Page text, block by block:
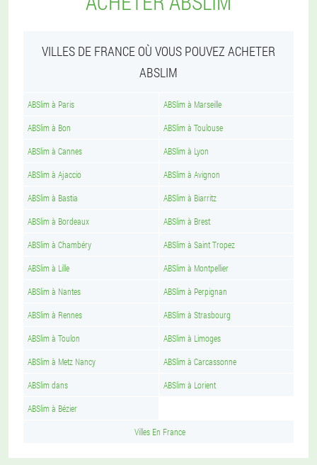
VILLES DE FRANCE OÙ VOUS POUVEZ ACHETER
ABSLIM
ABSlim à Paris ABSlim à Marseille
ABSlim à Bon ABSlim à Toulouse
ABSlim à Cannes ABSlim à Lyon
ABSlim à Ajaccio ABSlim à Avignon
ABSlim à Bastia ABSlim à Biarritz
ABSlim à Bordeaux ABSlim à Brest
ABSlim à Chambéry ABSlim à Saint Tropez
ABSlim à Lille ABSlim à Montpellier
ABSlim à Nantes ABSlim à Perpignan
ABSlim à Rennes ABSlim à Strasbourg
ABSlim à Toulon ABSlim à Limoges
ABSlim à Metz Nancy ABSlim à Carcassonne
ABSlim dans ABSlim à Lorient
ABSlim à Bézier
Villes En France